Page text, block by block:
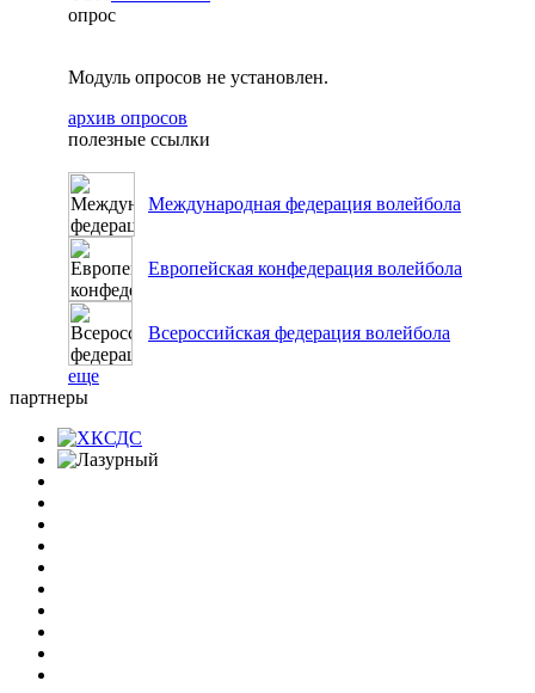
опрос
Модуль опросов не установлен.
архив опросов
полезные ссылки
Международная федерация волейбола
Европейская конфедерация волейбола
Всероссийская федерация волейбола
еще
партнеры